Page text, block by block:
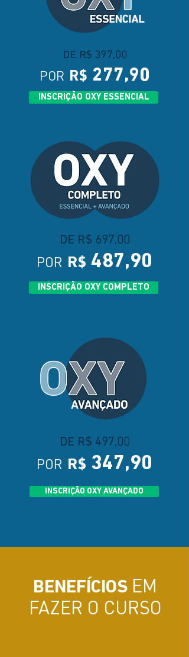
DE R$ 397,00
POR R$ 277,90
INSCRIÇÃO OXY ESSENCIAL
DE R$ 697,00
POR R$ 487,90
INSCRIÇÃO OXY COMPLETO
DE R$ 497,00
POR R$ 347,90
INSCRIÇÃO OXY AVANÇADO
BENEFÍCIOS EM
FAZER O CURSO